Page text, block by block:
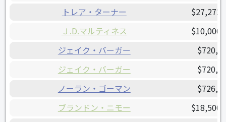
トレア・ターナー
Ｊ.D.マルティネス
ジェイク・バーガー
ジェイク・バーガー
ノーラン・ゴーマン
ブランドン・ニモー